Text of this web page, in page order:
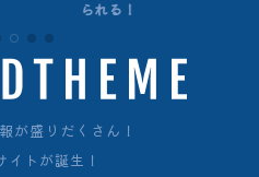
が盛りだくさん！
イトが誕生！